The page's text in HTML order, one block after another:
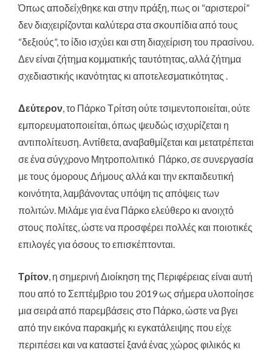
Όπως αποδείχθηκε και στην πράξη, πως οι “αριστεροί”
δεν διαχειρίζονται καλύτερα στα σκουπίδια από τους
“δεξιούς”, το ίδιο ισχύει και στη διαχείριση του πρασίνου.
Δεν είναι ζήτημα κομματικής ταυτότητας, αλλά ζήτημα
σχεδιαστικής ικανότητας κι αποτελεσματικότητας .
Δεύτερον, το Πάρκο Τρίτση ούτε τσιμεντοποιείται, ούτε
εμπορευματοποιείται, όπως ψευδώς ισχυρίζεται η
αντιπολίτευση. Αντίθετα, αναβαθμίζεται και μετατρέπεται
σε ένα σύγχρονο Μητροπολιτικό Πάρκο, σε συνεργασία
με τους όμορους Δήμους αλλά και την εκπαιδευτική
κοινότητα, λαμβάνοντας υπόψη τις απόψεις των
πολιτών. Μιλάμε για ένα Πάρκο ελεύθερο κι ανοιχτό
στους πολίτες, ώστε να προσφέρει πολλές και ποιοτικές
επιλογές για όσους το επισκέπτονται.
Τρίτον, η σημερινή Διοίκηση της Περιφέρειας είναι αυτή
που από το Σεπτέμβριο του 2019 ως σήμερα υλοποίησε
μια σειρά από παρεμβάσεις στο Πάρκο, ώστε να βγει
από την εικόνα παρακμής κι εγκατάλειψης που είχε
περιπέσει και να καταστεί ξανά ένας χώρος φιλικός κι